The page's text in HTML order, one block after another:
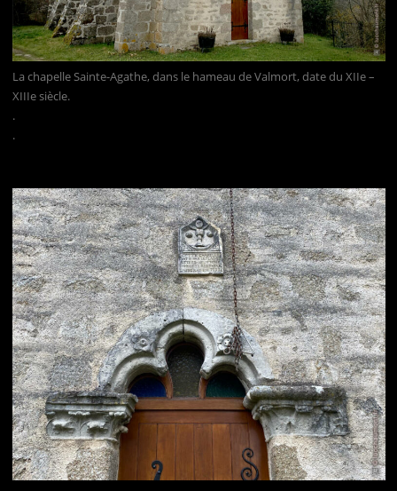
La chapelle Sainte-Agathe, dans le hameau de Valmort, date du XIIe –
XIIIe siècle.
.
.